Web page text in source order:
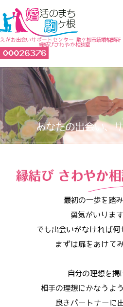
えがお出会いサポートセンター 駒ヶ根市結婚相談所
縁結びさわやか相談室
あなたの出会い、
最初の一歩を踏
勇気がいりま
でも出会いがなければ何
まずは扉をあけて
自分の理想を掲
相手の理想にかなうよ
良きパートナーに